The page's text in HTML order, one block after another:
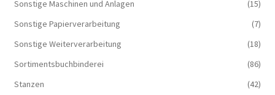
Sonstige Maschinen und Anlagen
(15)
Sonstige Papierverarbeitung
(7)
Sonstige Weiterverarbeitung
(18)
Sortimentsbuchbinderei
(86)
Stanzen
(42)